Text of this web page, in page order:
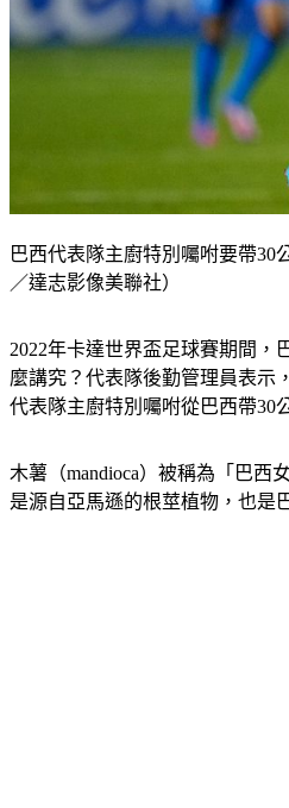
巴西代表隊主廚特別囑咐要帶30
2022年卡達世界盃足球賽期間，
麼講究？代表隊後勤管理員表示
木薯（mandioca）被稱為「巴西